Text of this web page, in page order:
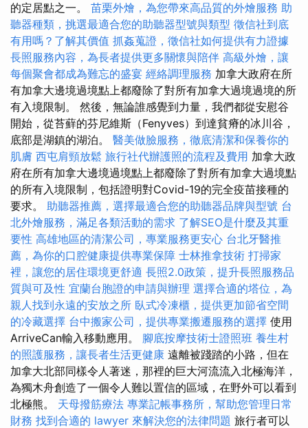
的定居點之一。 苗栗外燴，為您帶來高品質的外燴服務 助
聽器種類，挑選最適合您的助聽器型號與類型 徵信社到底
有用嗎？了解其價值 抓姦蒐證，徵信社如何提供有力證據
長照服務內容，為長者提供更多關懷與陪伴 高級外燴，讓
每個聚會都成為難忘的盛宴 經絡調理服務 加拿大政府在所
有加拿大邊境過境點上都廢除了對所有加拿大過境過境的所
有入境限制。 然後，無論誰感覺到力量，我們都從安慰谷
開始，從苔蘚的芬尼維斯（Fenyves）到達貧瘠的冰川谷，
底部是湖鎮的湖泊。 醫美做臉服務，徹底清潔和保養你的
肌膚 西屯肩頸放鬆 旅行社代辦護照的流程及費用 加拿大政
府在所有加拿大邊境過境點上都廢除了對所有加拿大過境點
的所有入境限制，包括證明對Covid-19的完全疫苗接種的
要求。 助聽器推薦，選擇最適合您的助聽器品牌與型號 台
北外燴服務，滿足各類活動的需求 了解SEO是什麼及其重
要性 高雄地區的清潔公司，專業服務更安心 台北牙醫推
薦，為你的口腔健康提供專業保障 士林推拿技術 打掃家
裡，讓您的居住環境更舒適 長照2.0政策，提升長照服務品
質與可及性 宜蘭台胞證的申請與辦理 選擇合適的塔位，為
親人找到永遠的安放之所 臥式冷凍櫃，提供更加節省空間
的冷藏選擇 台中搬家公司，提供專業搬遷服務的選擇 使用
ArriveCan輸入移動應用。 腳底按摩技術士證照班 養生村
的照護服務，讓長者生活更健康 遠離被踐踏的小路，但在
加拿大北部同樣令人著迷，那裡的巨大河流流入北極海洋，
為獨木舟創造了一個令人難以置信的區域，在野外可以看到
北極熊。 天母撥筋療法 專業記帳事務所，幫助您管理日常
財務 找到合適的 lawyer 來解決您的法律問題 旅行者可以